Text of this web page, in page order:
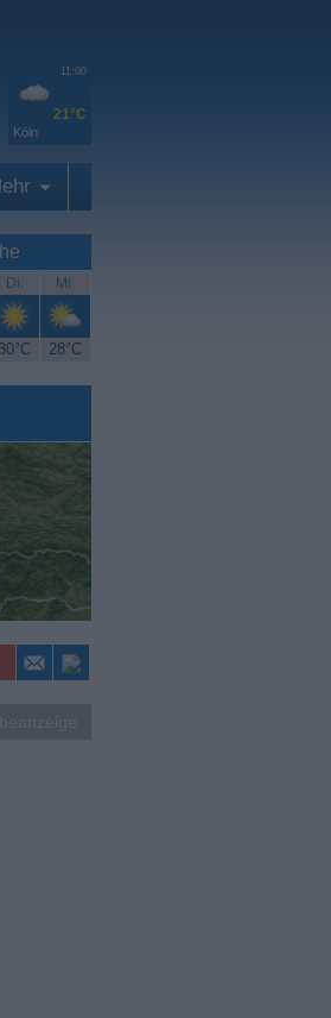
11:00
21°C
Köln
Di. Mi.
30°C 28°C